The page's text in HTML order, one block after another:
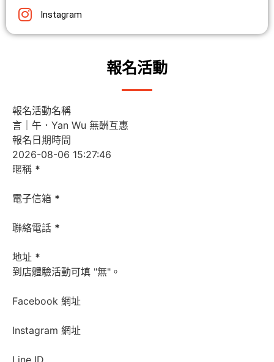
Instagram
報名活動
報名活動名稱
報名日期時間
暱稱 *
電子信箱 *
聯絡電話 *
地址 *
到店體驗活動可填 "無"。
Facebook 網址
Instagram 網址